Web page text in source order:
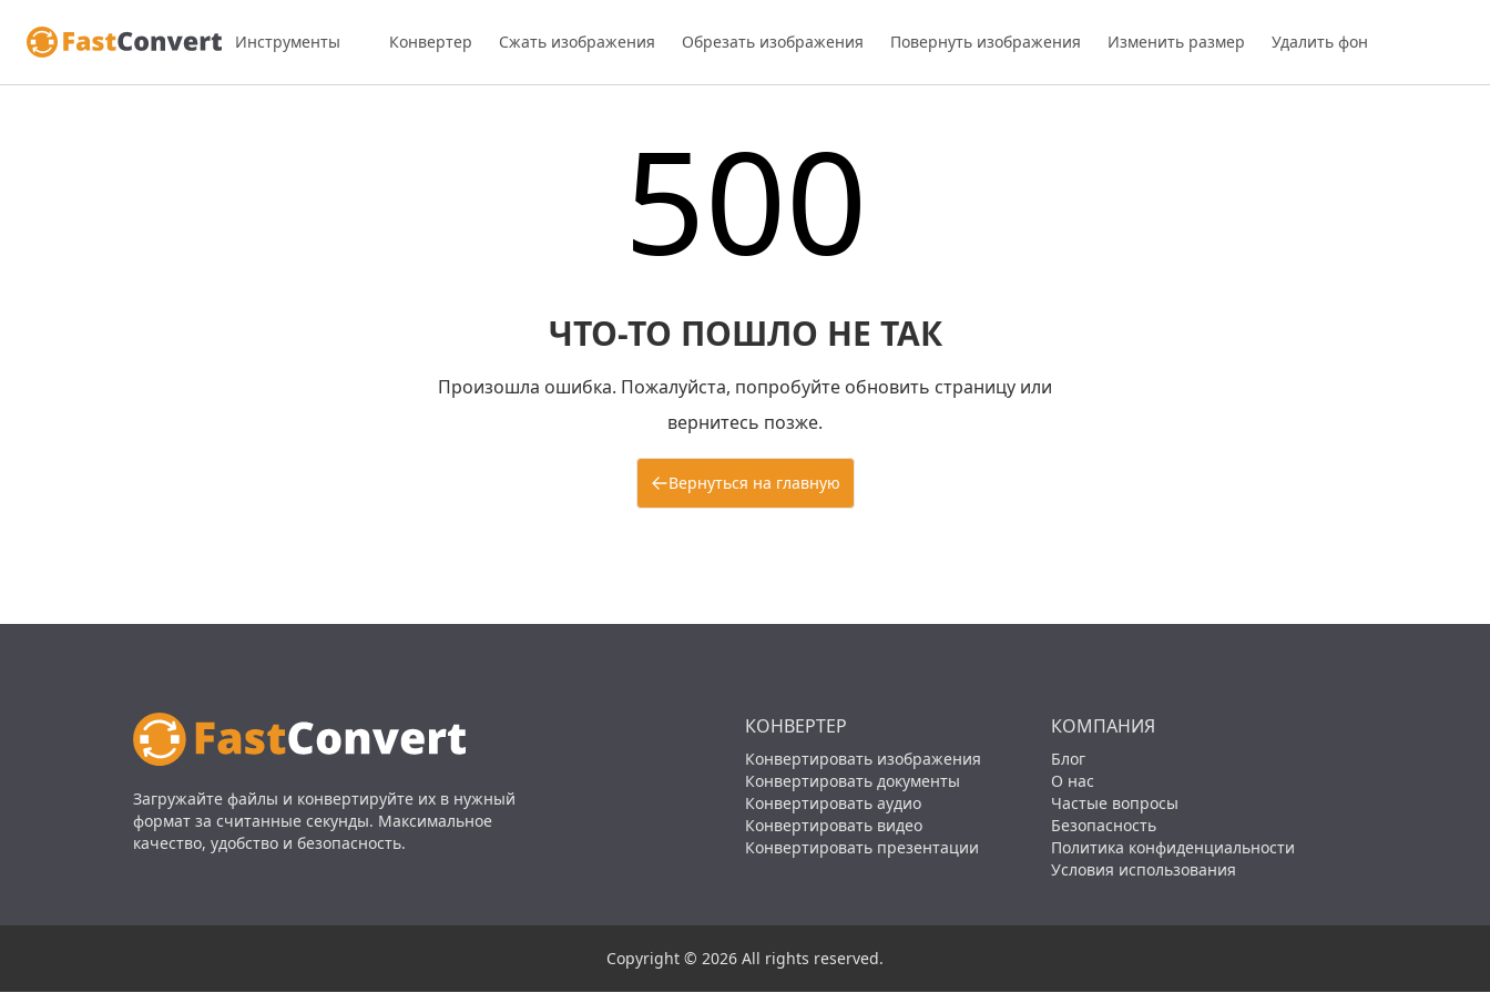
Инструменты Конвертер Сжать изображения Обрезать изображения Повернуть изображения Изменить размер Удалить фон
500
ЧТО-ТО ПОШЛО НЕ ТАК
Произошла ошибка. Пожалуйста, попробуйте обновить страницу или
вернитесь позже.
Вернуться на главную
Загружайте файлы и конвертируйте их в нужный
формат за считанные секунды. Максимальное
качество, удобство и безопасность.
КОНВЕРТЕР
Конвертировать изображения
Конвертировать документы
Конвертировать аудио
Конвертировать видео
Конвертировать презентации
КОМПАНИЯ
Блог
О нас
Частые вопросы
Безопасность
Политика конфиденциальности
Условия использования
Copyright © 2026 All rights reserved.